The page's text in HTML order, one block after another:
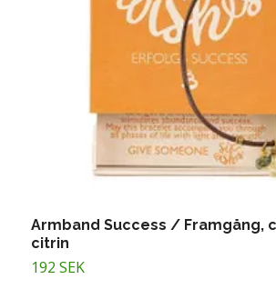
Armband Success / Framgång,
citrin
192 SEK